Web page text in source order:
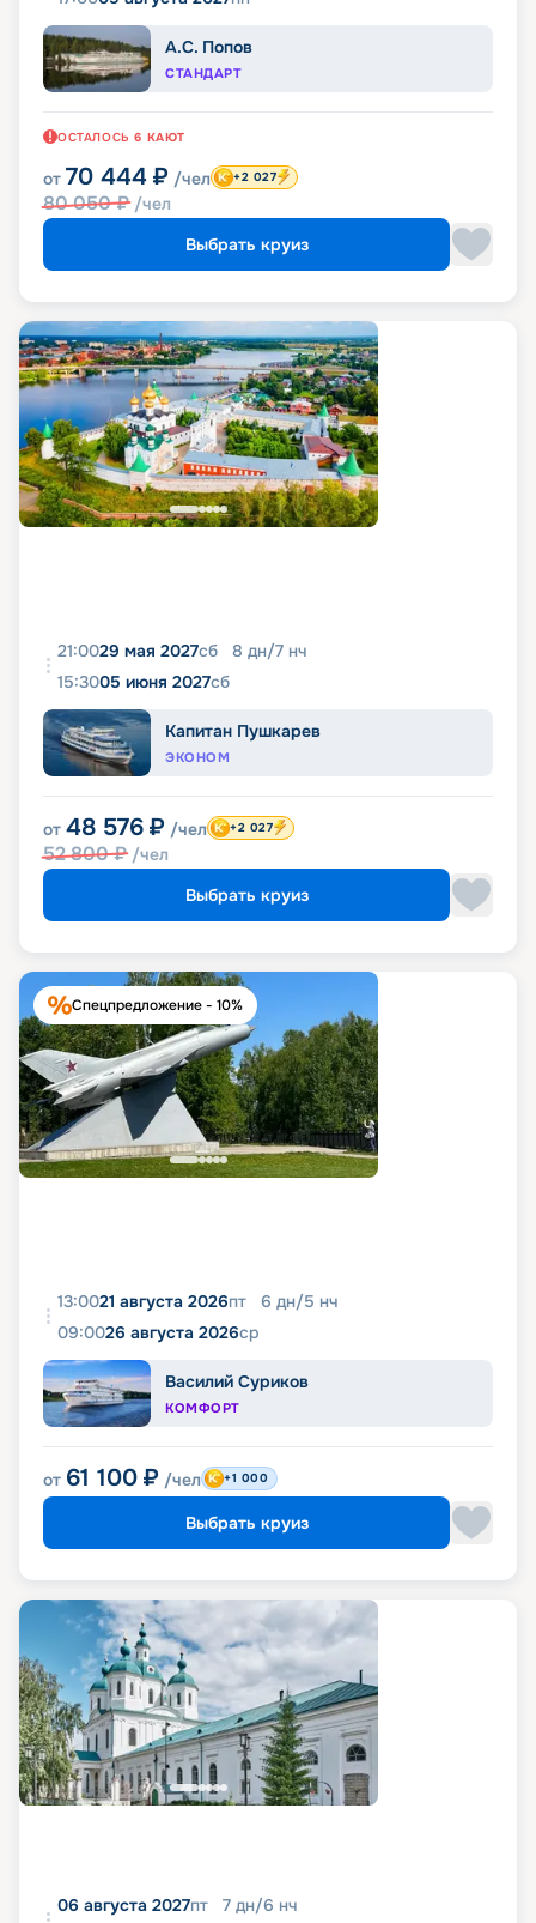
А.С. Попов
СТАНДАРТ
ОСТАЛОСЬ 6 КАЮТ
от 70 444 ₽ /чел
80 050₽ /чел
+2 027
Выбрать круиз
21:0029 мая 2027сб 8 дн/7 нч
15:3005 июня 2027сб
Капитан Пушкарев
ЭКОНОМ
от 48 576 ₽ /чел
52 800₽ /чел
+2 027
Выбрать круиз
Спецпредложение - 10%
13:0021 августа 2026пт 6 дн/5 нч
09:0026 августа 2026ср
Василий Суриков
КОМФОРТ
от 61 100 ₽ /чел +1 000
Выбрать круиз
06 августа 2027пт 7 дн/6 нч